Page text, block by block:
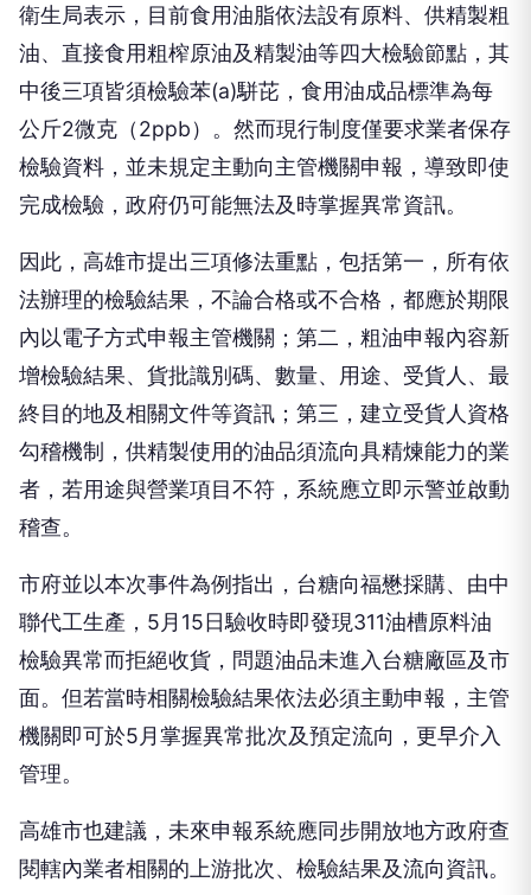
衛生局表示，目前食用油脂依法設有原料、供精製粗
油、直接食用粗榨原油及精製油等四大檢驗節點，其
中後三項皆須檢驗苯(a)駢芘，食用油成品標準為每
公斤2微克（2ppb）。然而現行制度僅要求業者保存
檢驗資料，並未規定主動向主管機關申報，導致即使
完成檢驗，政府仍可能無法及時掌握異常資訊。
因此，高雄市提出三項修法重點，包括第一，所有依
法辦理的檢驗結果，不論合格或不合格，都應於期限
內以電子方式申報主管機關；第二，粗油申報內容新
增檢驗結果、貨批識別碼、數量、用途、受貨人、最
終目的地及相關文件等資訊；第三，建立受貨人資格
勾稽機制，供精製使用的油品須流向具精煉能力的業
者，若用途與營業項目不符，系統應立即示警並啟動
稽查。
市府並以本次事件為例指出，台糖向福懋採購、由中
聯代工生產，5月15日驗收時即發現311油槽原料油
檢驗異常而拒絕收貨，問題油品未進入台糖廠區及市
面。但若當時相關檢驗結果依法必須主動申報，主管
機關即可於5月掌握異常批次及預定流向，更早介入
管理。
高雄市也建議，未來申報系統應同步開放地方政府查
閱轄內業者相關的上游批次、檢驗結果及流向資訊。